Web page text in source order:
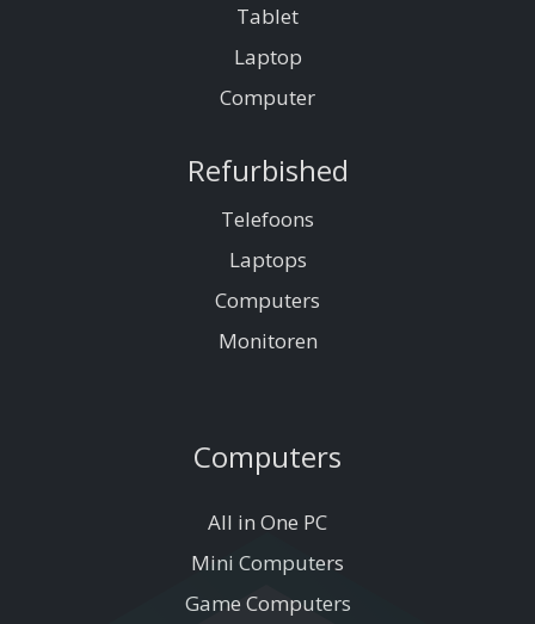
Tablet
Laptop
Computer
Refurbished
Telefoons
Laptops
Computers
Monitoren
Computers
All in One PC
Mini Computers
Game Computers